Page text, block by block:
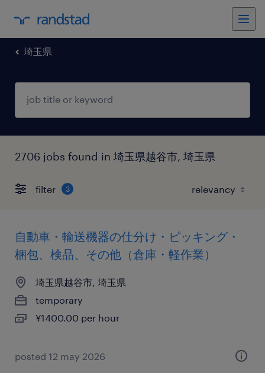
埼玉県
2706 jobs found in 埼玉県越谷市, 埼玉県
filter 3
自動車・輸送機器の仕分け・ピッキング・
梱包、検品、その他（倉庫・軽作業）
埼玉県越谷市, 埼玉県
temporary
¥1400.00 per hour
posted 12 may 2026